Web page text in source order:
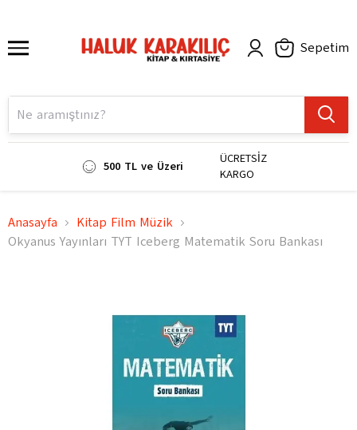
Sepetim
500 TL ve Üzeri
ÜCRETSİZ
KARGO
Anasayfa
Kitap Film Müzik
Okyanus Yayınları TYT Iceberg Matematik Soru Bankası